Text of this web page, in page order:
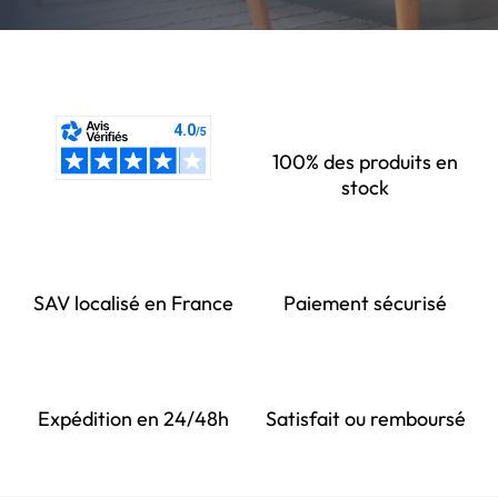
100% des produits en
stock
SAV localisé en France Paiement sécurisé
Expédition en 24/48h Satisfait ou remboursé